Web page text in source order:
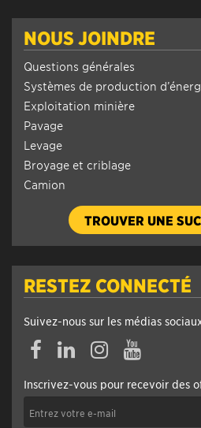
NOUS JOINDRE
Questions générales
Systèmes de production
Exploitation minière
Pavage
Levage
Broyage et criblage
Camion
TROUVER UNE
RESTEZ CONNECTÉ
Suivez-nous sur les médias
Inscrivez-vous pour recevoir des